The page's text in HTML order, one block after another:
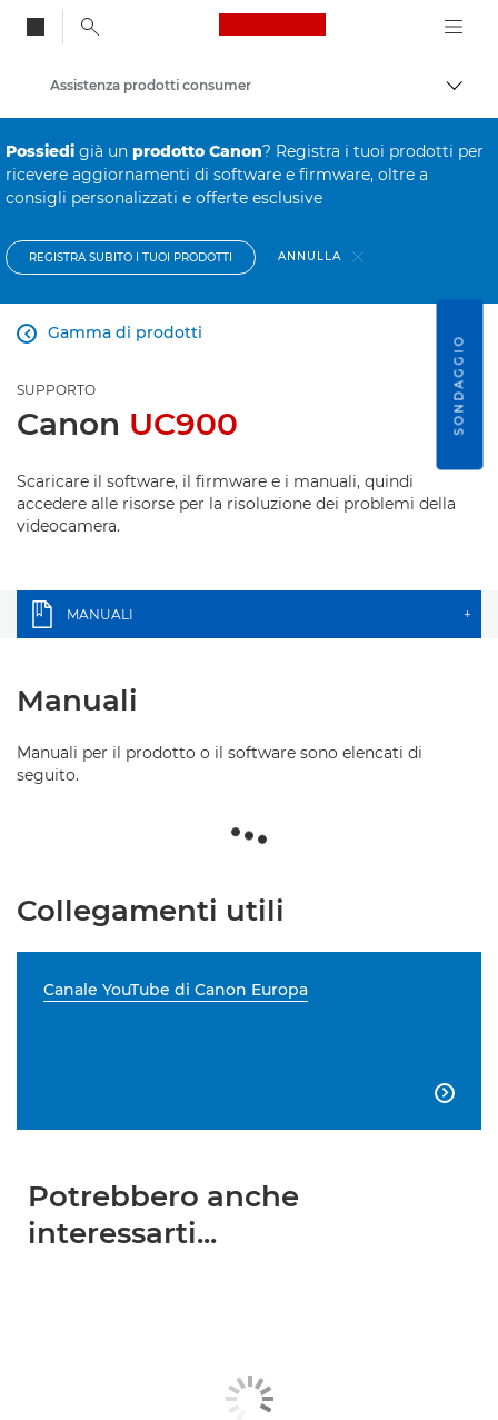
Canon Logo, back
Assistenza prodotti consumer
Possiedi già un prodotto Canon? Registra i tuoi prodotti per
ricevere aggiornamenti di software e firmware, oltre a
consigli personalizzati e offerte esclusive
REGISTRA SUBITO I TUOI PRODOTTI ANNULLA
Gamma di prodotti

SUPPORTO
Canon UC900
Scaricare il software, il firmware e i manuali, quindi
accedere alle risorse per la risoluzione dei problemi della
videocamera.
MANUALI +
Manuali
Manuali per il prodotto o il software sono elencati di
seguito.
Collegamenti utili
Canale YouTube di Canon Europa

Potrebbero anche
interessarti...
SONDAGGIO